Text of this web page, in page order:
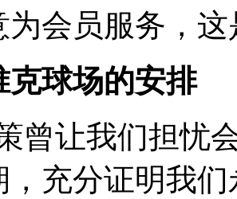
为会员服务，
克球场的安排
曾让我们担忧
，充分证明我